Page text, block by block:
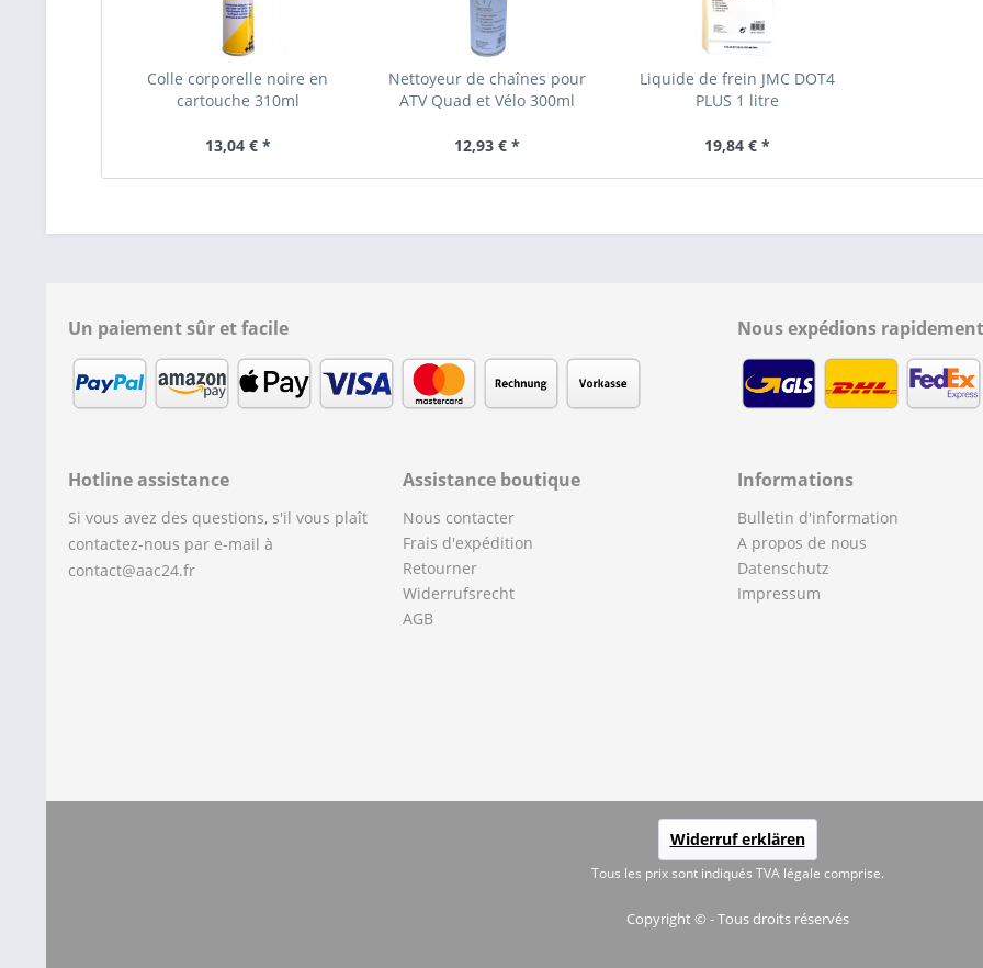
Colle corporelle noire en
cartouche 310ml
13,04 € *
Nettoyeur de chaînes pour
ATV Quad et Vélo 300ml
12,93 € *
Liquide de frein JMC DOT4
PLUS 1 litre
19,84 € *
Un paiement sûr et facile Nous expédions
Hotline assistance
Si vous avez des questions, s'il vous plaît
contactez-nous par e-mail à
contact@aac24.fr
Assistance boutique
Nous contacter
Frais d'expédition
Retourner
Widerrufsrecht
AGB
Informations
Bulletin d'information
A propos de nous
Datenschutz
Impressum
Widerruf erklären
Tous les prix sont indiqués TVA légale comprise.
Copyright © - Tous droits réservés